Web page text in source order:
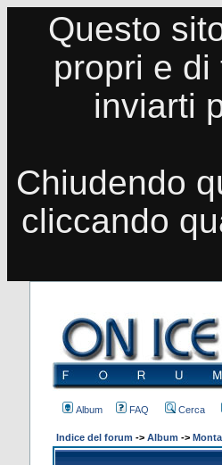
Questo
propri e
inviarti
Chiudendo
cliccando
Album FAQ Cerca
Indice del forum -> Album ->